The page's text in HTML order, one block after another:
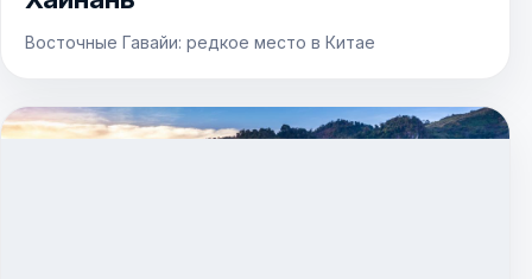
Восточные Гавайи: редкое место в Китае